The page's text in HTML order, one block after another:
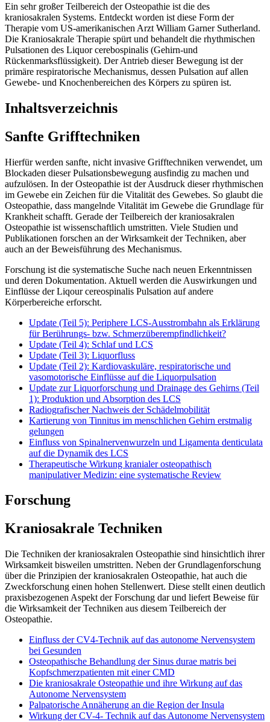
Ein sehr großer Teilbereich der Osteopathie ist die des
kraniosakralen Systems. Entdeckt worden ist diese Form der
Therapie vom US-amerikanischen Arzt William Garner Sutherland.
Die Kraniosakrale Therapie spürt und behandelt die rhythmischen
Pulsationen des Liquor cerebospinalis (Gehirn-und
Rückenmarksflüssigkeit). Der Antrieb dieser Bewegung ist der
primäre respiratorische Mechanismus, dessen Pulsation auf allen
Gewebe- und Knochenbereichen des Körpers zu spüren ist.
Inhaltsverzeichnis
Sanfte Grifftechniken
Hierfür werden sanfte, nicht invasive Grifftechniken verwendet, um
Blockaden dieser Pulsationsbewegung ausfindig zu machen und
aufzulösen. In der Osteopathie ist der Ausdruck dieser rhythmischen
im Gewebe ein Zeichen für die Vitalität des Gewebes. So glaubt die
Osteopathie, dass mangelnde Vitalität im Gewebe die Grundlage für
Krankheit schafft. Gerade der Teilbereich der kraniosakralen
Osteopathie ist wissenschaftlich umstritten. Viele Studien und
Publikationen forschen an der Wirksamkeit der Techniken, aber
auch an der Beweisführung des Mechanismus.
Forschung ist die systematische Suche nach neuen Erkenntnissen
und deren Dokumentation. Aktuell werden die Auswirkungen und
Einflüsse der Liqour cereospinalis Pulsation auf andere
Körperbereiche erforscht.
Update (Teil 5): Periphere LCS-Ausstrombahn als Erklärung
für Berührungs- bzw. Schmerzüberempfindlichkeit?
Update (Teil 4): Schlaf und LCS
Update (Teil 3): Liquorfluss
Update (Teil 2): Kardiovaskuläre, respiratorische und
vasomotorische Einflüsse auf die Liquorpulsation
Update zur Liquorforschung und Drainage des Gehirns (Teil
1): Produktion und Absorption des LCS
Radiografischer Nachweis der Schädelmobilität
Kartierung von Tinnitus im menschlichen Gehirn erstmalig
gelungen
Einfluss von Spinalnervenwurzeln und Ligamenta denticulata
auf die Dynamik des LCS
Therapeutische Wirkung kranialer osteopathisch
manipulativer Medizin: eine systematische Review
Forschung
Kraniosakrale Techniken
Die Techniken der kraniosakralen Osteopathie sind hinsichtlich ihrer
Wirksamkeit bisweilen umstritten. Neben der Grundlagenforschung
über die Prinzipien der kraniosakralen Osteopathie, hat auch die
Zweckforschung einen hohen Stellenwert. Diese stellt einen deutlich
praxisbezogenen Aspekt der Forschung dar und liefert Beweise für
die Wirksamkeit der Techniken aus diesem Teilbereich der
Osteopathie.
Einfluss der CV4-Technik auf das autonome Nervensystem
bei Gesunden
Osteopathische Behandlung der Sinus durae matris bei
Kopfschmerzpatienten mit einer CMD
Die kraniosakrale Osteopathie und ihre Wirkung auf das
Autonome Nervensystem
Palpatorische Annäherung an die Region der Insula
Wirkung der CV-4- Technik auf das Autonome Nervensystem